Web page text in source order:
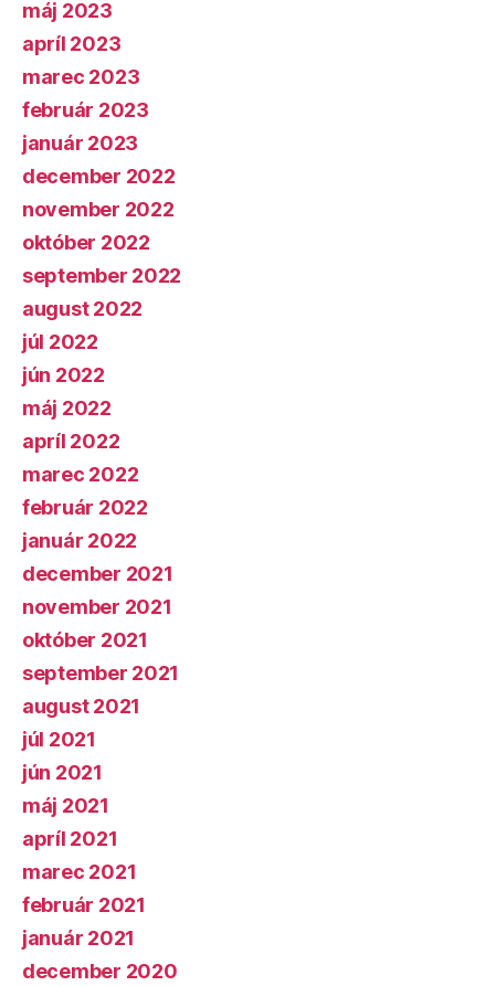
máj 2023
apríl 2023
marec 2023
február 2023
január 2023
december 2022
november 2022
október 2022
september 2022
august 2022
júl 2022
jún 2022
máj 2022
apríl 2022
marec 2022
február 2022
január 2022
december 2021
november 2021
október 2021
september 2021
august 2021
júl 2021
jún 2021
máj 2021
apríl 2021
marec 2021
február 2021
január 2021
december 2020